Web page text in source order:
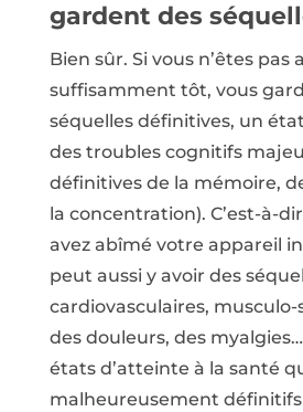
gardent des
Bien sûr. Si vous n’êtes pas
suffisamment tôt, vous
séquelles définitives, un
des troubles cognitifs
définitives de la mémoire,
la concentration). C’est-à-
avez abîmé votre appareil
peut aussi y avoir des
cardiovasculaires,
des douleurs, des
états d’atteinte à la santé
malheureusement